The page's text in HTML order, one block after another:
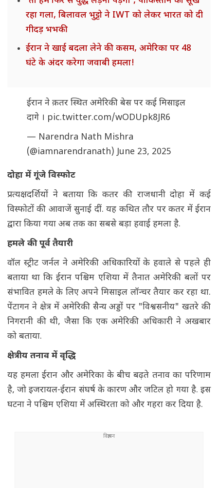
रहा गला, बिलावल भुट्टो ने IWT को लेकर भारत को दी
गीदड़ भभकी
ईरान ने खाई बदला लेने की कसम, अमेरिका पर 48
घंटे के अंदर करेगा जवाबी हमला!
ईरान ने क़तर स्थित अमेरिकी बेस पर कई मिसाइल
दागे । pic.twitter.com/wODUpk8JR6
— Narendra Nath Mishra
(@iamnarendranath)June 23, 2025
दोहा में गूंजे विस्फोट
प्रत्यक्षदर्शियों ने बताया कि कतर की राजधानी दोहा में कई
विस्फोटों की आवाजें सुनाई दीं. यह कथित तौर पर कतर में ईरान
द्वारा किया गया अब तक का सबसे बड़ा हवाई हमला है.
हमले की पूर्व तैयारी
वॉल स्ट्रीट जर्नल ने अमेरिकी अधिकारियों के हवाले से पहले ही
बताया था कि ईरान पश्चिम एशिया में तैनात अमेरिकी बलों पर
संभावित हमले के लिए अपने मिसाइल लॉन्चर तैयार कर रहा था.
पेंटागन ने क्षेत्र में अमेरिकी सैन्य अड्डों पर "विश्वसनीय" खतरे की
निगरानी की थी, जैसा कि एक अमेरिकी अधिकारी ने अखबार
को बताया.
क्षेत्रीय तनाव में वृद्धि
यह हमला ईरान और अमेरिका के बीच बढ़ते तनाव का परिणाम
है, जो इजरायल-ईरान संघर्ष के कारण और जटिल हो गया है. इस
घटना ने पश्चिम एशिया में अस्थिरता को और गहरा कर दिया है.